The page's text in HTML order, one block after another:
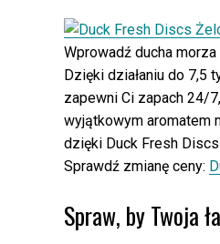
Wprowadź ducha
Dzięki działaniu do
zapewni Ci zapach 24/
wyjątkowym aromatem
dzięki Duck Fresh
Sprawdź zmianę ceny:
Spraw, by Twoja